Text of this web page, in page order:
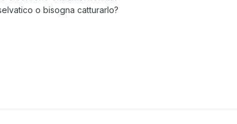
o bisogna catturarlo?